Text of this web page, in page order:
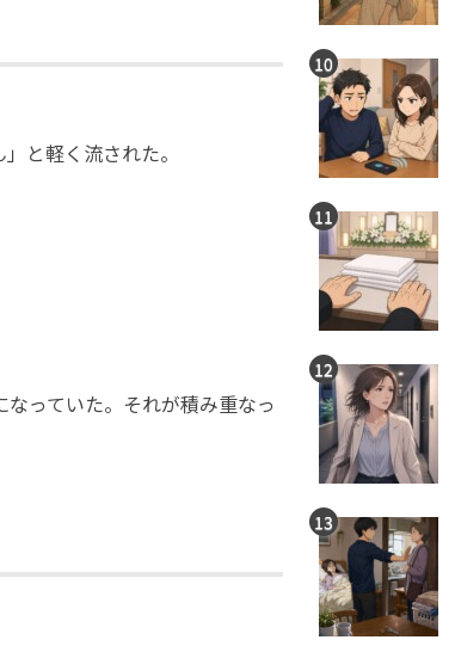
と軽く流された。
っていた。それが積み重なっ